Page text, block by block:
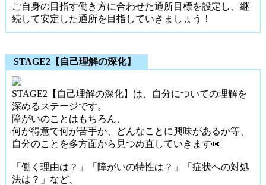
ご自身の目指す働き方に合わせた通所目標を設定し、継
続して安定した通所を目指していきましょう！
STAGE2【自己理解の深化】
STAGE2【自己理解の深化】は、自分についての理解を
深めるステージです。
障がいのことはもちろん、
何が得意で何が苦手か、どんなことに興味があるか等、
自分のことを多方面から見つめ直していきます👀
「働く理由は？」「障がいの特性は？」「症状への対処
法は？」など、